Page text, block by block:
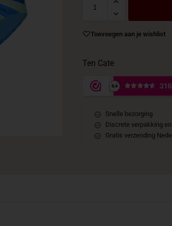
Toevoegen aan je wishlist
Ten Cate
Snelle bezorging
Discrete verpakking en
Gratis verzending